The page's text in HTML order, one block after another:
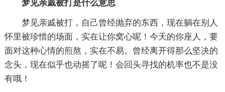
梦见亲戚被打是什么意思
梦见亲戚被打，自己曾经抛弃的东西，现在躺在别人
怀里被珍惜的场面，实在让你窝心呢！今天的你座人，要
面对这种心情的煎熬，实在不易。曾经离开得那么坚决的
念头，现在似乎也动摇了呢！会回头寻找的机率也不是没
有哦！